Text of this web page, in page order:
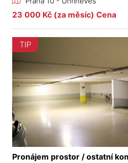
23 000 Kč (za měsíc) Cena
TIP
Pronájem prostor / ostatní